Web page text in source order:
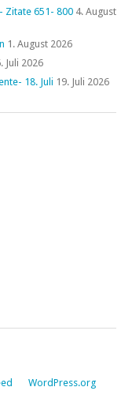
Zitate 651- 800 4. August
1. August 2026
Juli 2026
18. Juli 19. Juli 2026
WordPress.org